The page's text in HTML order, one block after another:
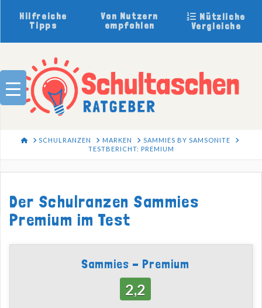
Hilfreiche
Tipps
Von Nutzern
empfohlen
Nützliche
Vergleiche
HOMESCHULRANZEN MARKEN
SAMMIES BY SAMSONITE
TESTBERICHT: PREMIUM
Der Schulranzen Sammies
Premium im Test
Sammies - Premium
2,2